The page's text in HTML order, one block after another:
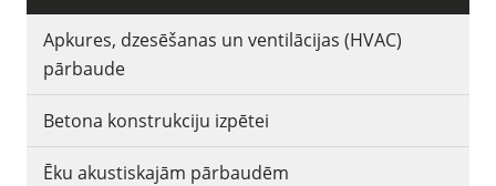
Apkures, dzesēšanas un ventilācijas (HVAC)
pārbaude
Betona konstrukciju izpētei
Ēku akustiskajām pārbaudēm